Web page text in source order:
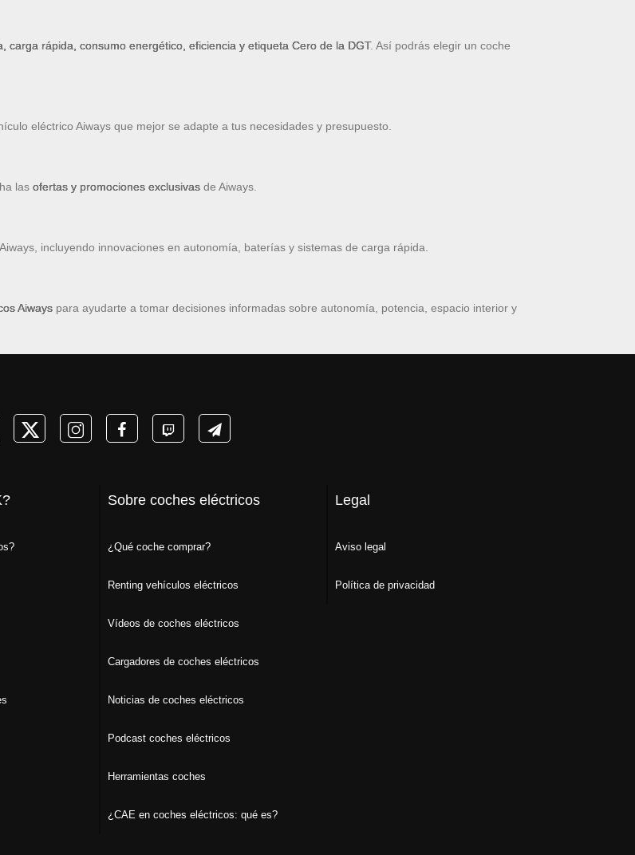
carga rápida, consumo energético, eficiencia y etiqueta Cero de la DGT. Así podrás elegir un coche
eléctrico Aiways que mejor se adapte a tus necesidades y presupuesto.
las ofertas y promociones exclusivas de Aiways.
incluyendo innovaciones en autonomía, baterías y sistemas de carga rápida.
Aiways para ayudarte a tomar decisiones informadas sobre autonomía, potencia, espacio interior y
Sobre coches eléctricos
¿Qué coche comprar?
Renting vehículos eléctricos
Vídeos de coches eléctricos
Cargadores de coches eléctricos
Noticias de coches eléctricos
Podcast coches eléctricos
Herramientas coches
¿CAE en coches eléctricos: qué es?
Legal
Aviso legal
Política de privacidad